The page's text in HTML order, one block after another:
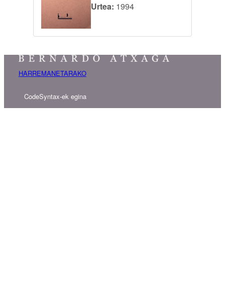
Urtea: 1994
HARREMANETARAKO
CodeSyntax-ek egina